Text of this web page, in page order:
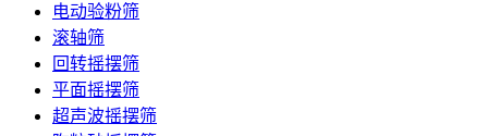
电动验粉筛
滚轴筛
回转摇摆筛
平面摇摆筛
超声波摇摆筛